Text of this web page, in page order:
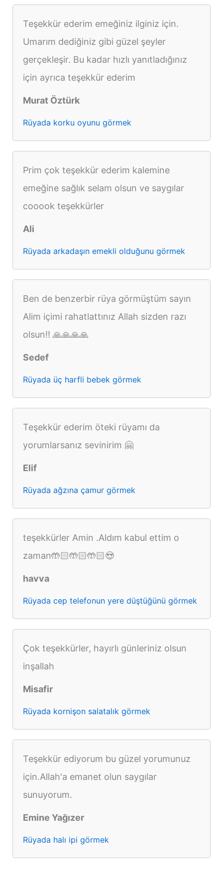
Teşekkür ederim emeğiniz ilginiz için.
Umarım dediğiniz gibi güzel şeyler
gerçekleşir. Bu kadar hızlı yanıtladığınız
için ayrıca teşekkür ederim
Murat Öztürk
Rüyada korku oyunu görmek
Prim çok teşekkür ederim kalemine
emeğine sağlık selam olsun ve saygılar
cooook teşekkürler
Ali
Rüyada arkadaşın emekli olduğunu görmek
Ben de benzerbir rüya görmüştüm sayın
Alim içimi rahatlattınız Allah sizden razı
olsun!! 🙏🙏🙏🙏
Sedef
Rüyada üç harfli bebek görmek
Teşekkür ederim öteki rüyamı da
yorumlarsanız sevinirim 🤗
Elif
Rüyada ağzına çamur görmek
teşekkürler Amin .Aldım kabul ettim o
zaman🤲🏻🤲🏻🤲🏻😍
havva
Rüyada cep telefonun yere düştüğünü görmek
Çok teşekkürler, hayırlı günleriniz olsun
inşallah
Misafir
Rüyada kornişon salatalık görmek
Teşekkür ediyorum bu güzel yorumunuz
için.Allah'a emanet olun saygılar
sunuyorum.
Emine Yağızer
Rüyada halı ipi görmek